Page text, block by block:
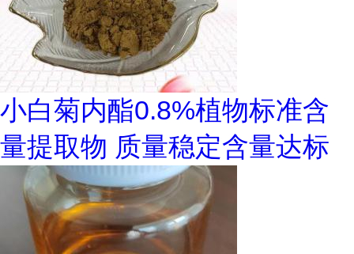
小白菊内酯0.8%植物标准含
量提取物 质量稳定含量达标